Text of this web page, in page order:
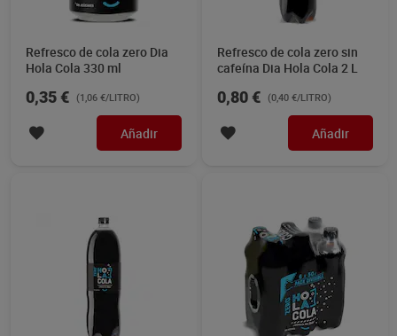
Refresco de cola zero Dia
Hola Cola 330 ml
0,35 € (1,06 €/LITRO)
Añadir
Refresco de cola zero sin
cafeína Dia Hola Cola 2 L
0,80 € (0,40 €/LITRO)
Añadir